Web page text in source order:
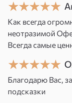
от дразнилок
самооценку в
человек
со своим
взять и
Как всегда
неотразимой
Всегда самые
Благодарю Вас,
подсказки